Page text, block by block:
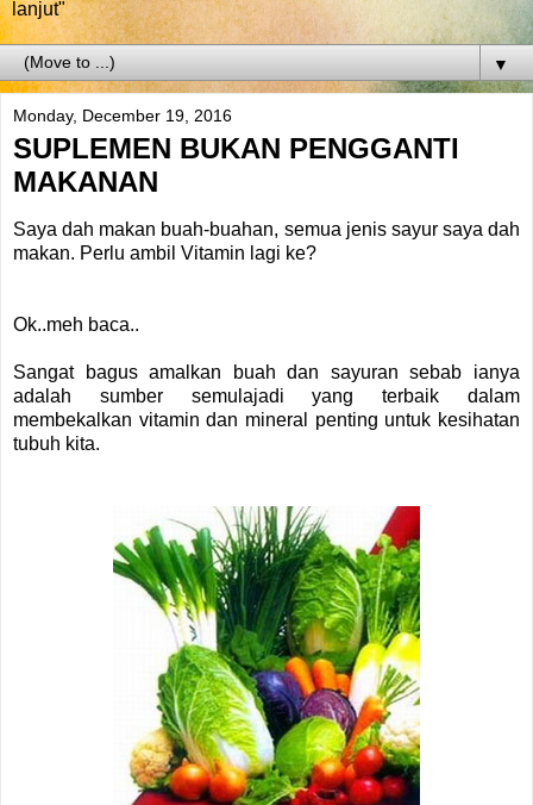
lanjut"
▼
Monday, December 19, 2016
SUPLEMEN BUKAN PENGGANTI
MAKANAN
Saya dah makan buah-buahan, semua jenis sayur saya dah
makan. Perlu ambil Vitamin lagi ke?
Ok..meh baca..
Sangat bagus amalkan buah dan sayuran sebab ianya
adalah sumber semulajadi yang terbaik dalam
membekalkan vitamin dan mineral penting untuk kesihatan
tubuh kita.